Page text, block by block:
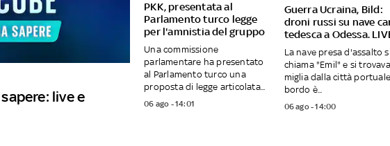
live e
PKK, presentata al
Parlamento turco legge
per l'amnistia del gruppo
Una commissione
parlamentare ha presentato
al Parlamento turco una
proposta di legge articolata...
06 ago - 14:01
Guerra Ucraina, Bild:
droni russi su nave
tedesca a Odessa.
La nave presa d'assalto si
chiama "Emil" e si trovava
miglia dalla città
bordo è...
06 ago - 14:00